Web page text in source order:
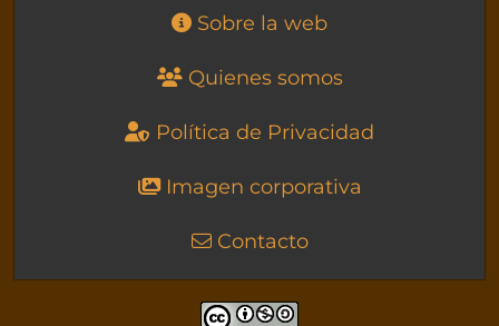
Sobre la web
Quienes somos
Política de Privacidad
Imagen corporativa
Contacto